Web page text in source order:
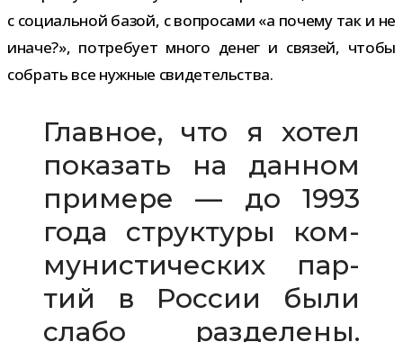
с соци­аль­ной базой, с вопро­сами «а почему так и не
иначе?», потре­бует много денег и свя­зей, чтобы
собрать все нуж­ные свидетельства.
Главное, что я хотел
пока­зать на дан­ном
при­мере — до 1993
года струк­туры ком­
му­ни­сти­че­ских пар­
тий в России были
слабо раз­де­лены.